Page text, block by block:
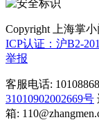
Copyright 上海掌
ICP认证：沪B2-
举报
客服电话:
31010902002669号
箱: